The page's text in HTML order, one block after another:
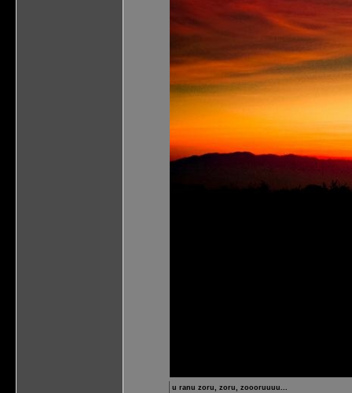
u ranu zoru, zoru, zoooruuuu...